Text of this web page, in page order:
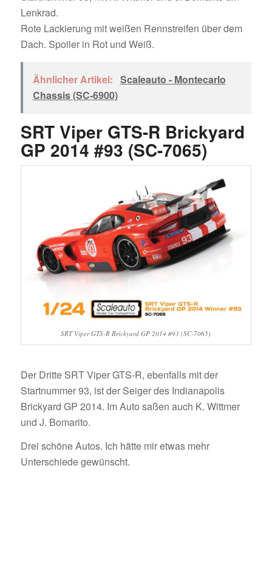
Lenkrad.
Rote Lackierung mit weißen Rennstreifen über dem
Dach. Spoiler in Rot und Weiß.
Ähnlicher Artikel: Scaleauto - Montecarlo
Chassis (SC-6900)
SRT Viper GTS-R Brickyard
GP 2014 #93 (SC-7065)
SRT Viper GTS-R Brickyard GP 2014 #93 (SC-7065)
Der Dritte SRT Viper GTS-R, ebenfalls mit der
Startnummer 93, ist der Seiger des Indianapolis
Brickyard GP 2014. Im Auto saßen auch K. Wittmer
und J. Bomarito.
Drei schöne Autos. Ich hätte mir etwas mehr
Unterschiede gewünscht.